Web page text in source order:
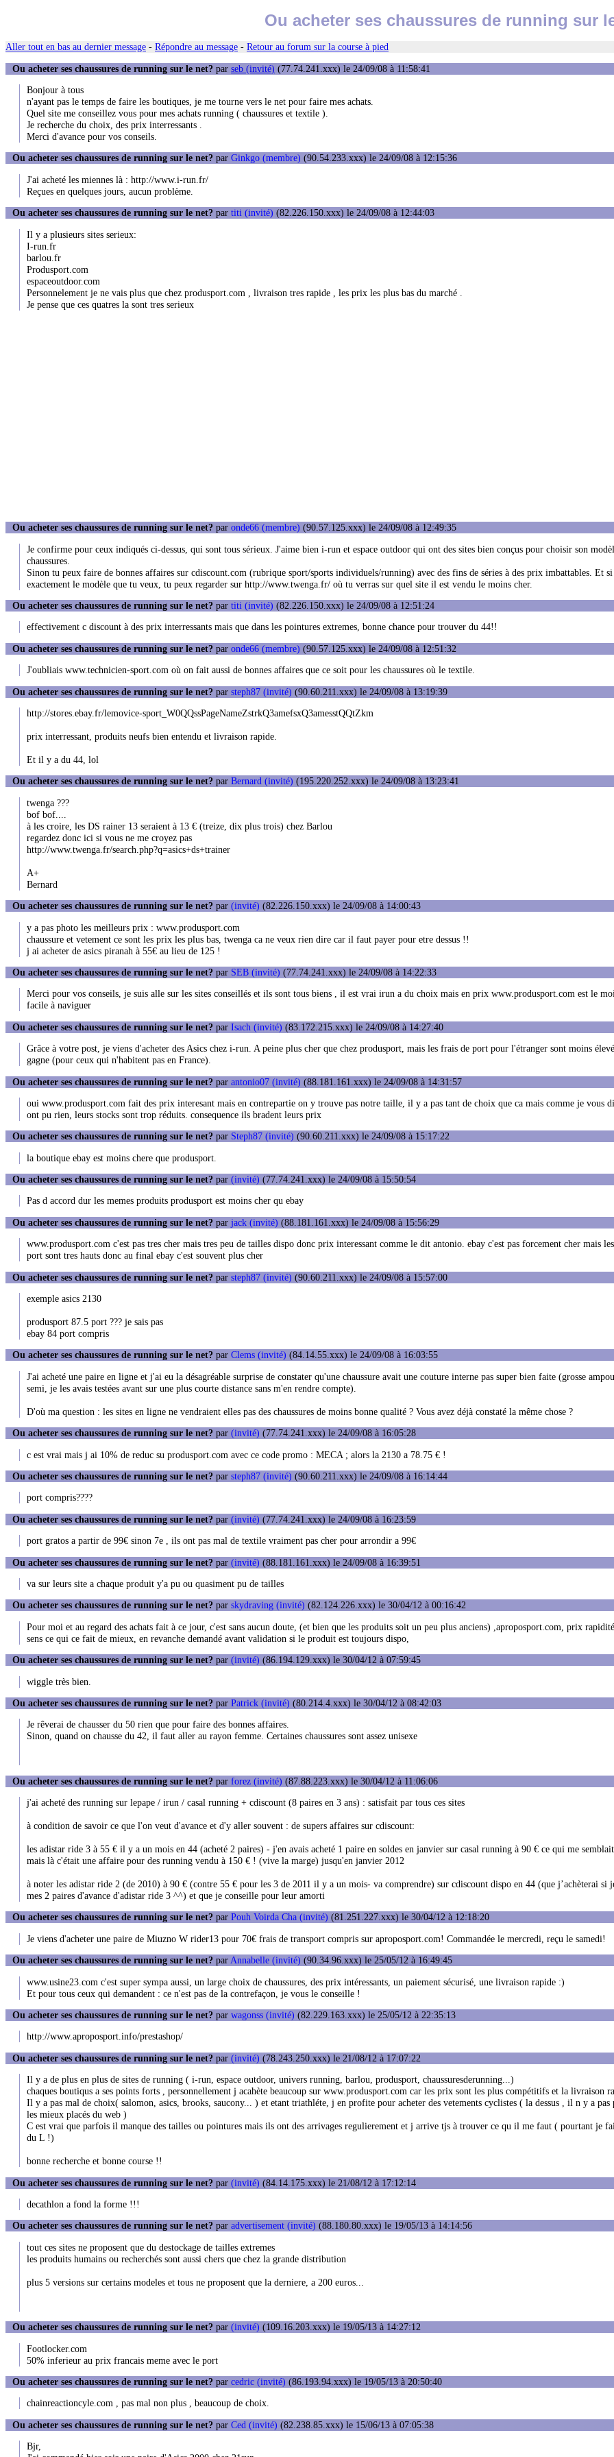
Ou acheter ses chaussures de running sur
Aller tout en bas au dernier message - Répondre au message - Retour au forum sur la course à pied
Ou acheter ses chaussures de running sur le net? par seb (invité) (77.74.241.xxx) le 24/09/08 à 11:58:41
Bonjour à tous
n'ayant pas le temps de faire les boutiques, je me tourne vers le net pour faire mes achats.
Quel site me conseillez vous pour mes achats running ( chaussures et textile ).
Je recherche du choix, des prix interressants .
Merci d'avance pour vos conseils.
Ou acheter ses chaussures de running sur le net? par Ginkgo (membre) (90.54.233.xxx) le 24/09/08 à 12:15:36
J'ai acheté les miennes là : http://www.i-run.fr/
Reçues en quelques jours, aucun problème.
Ou acheter ses chaussures de running sur le net? par titi (invité) (82.226.150.xxx) le 24/09/08 à 12:44:03
Il y a plusieurs sites serieux:
I-run.fr
barlou.fr
Produsport.com
espaceoutdoor.com
Personnelement je ne vais plus que chez produsport.com , livraison tres rapide , les prix les plus bas du marché .
Je pense que ces quatres la sont tres serieux
Ou acheter ses chaussures de running sur le net? par onde66 (membre) (90.57.125.xxx) le 24/09/08 à 12:49:35
Je confirme pour ceux indiqués ci-dessus, qui sont tous sérieux. J'aime bien i-run et espace outdoor qui ont des sites bien conçus pour choisir son
chaussures.
Sinon tu peux faire de bonnes affaires sur cdiscount.com (rubrique sport/sports individuels/running) avec des fins de séries à des prix imbattables. Et si
exactement le modèle que tu veux, tu peux regarder sur http://www.twenga.fr/ où tu verras sur quel site il est vendu le moins cher.
Ou acheter ses chaussures de running sur le net? par titi (invité) (82.226.150.xxx) le 24/09/08 à 12:51:24
effectivement c discount à des prix interressants mais que dans les pointures extremes, bonne chance pour trouver du 44!!
Ou acheter ses chaussures de running sur le net? par onde66 (membre) (90.57.125.xxx) le 24/09/08 à 12:51:32
J'oubliais www.technicien-sport.com où on fait aussi de bonnes affaires que ce soit pour les chaussures où le textile.
Ou acheter ses chaussures de running sur le net? par steph87 (invité) (90.60.211.xxx) le 24/09/08 à 13:19:39
http://stores.ebay.fr/lemovice-sport_W0QQssPageNameZstrkQ3amefsxQ3amesstQQtZkm
prix interressant, produits neufs bien entendu et livraison rapide.
Et il y a du 44, lol
Ou acheter ses chaussures de running sur le net? par Bernard (invité) (195.220.252.xxx) le 24/09/08 à 13:23:41
twenga ???
bof bof....
à les croire, les DS rainer 13 seraient à 13 € (treize, dix plus trois) chez Barlou
regardez donc ici si vous ne me croyez pas
http://www.twenga.fr/search.php?q=asics+ds+trainer
A+
Bernard
Ou acheter ses chaussures de running sur le net? par (invité) (82.226.150.xxx) le 24/09/08 à 14:00:43
y a pas photo les meilleurs prix : www.produsport.com
chaussure et vetement ce sont les prix les plus bas, twenga ca ne veux rien dire car il faut payer pour etre dessus !!
j ai acheter de asics piranah à 55€ au lieu de 125 !
Ou acheter ses chaussures de running sur le net? par SEB (invité) (77.74.241.xxx) le 24/09/08 à 14:22:33
Merci pour vos conseils, je suis alle sur les sites conseillés et ils sont tous biens , il est vrai irun a du choix mais en prix www.produsport.com est le
facile à naviguer
Ou acheter ses chaussures de running sur le net? par Isach (invité) (83.172.215.xxx) le 24/09/08 à 14:27:40
Grâce à votre post, je viens d'acheter des Asics chez i-run. A peine plus cher que chez produsport, mais les frais de port pour l'étranger sont moins
gagne (pour ceux qui n'habitent pas en France).
Ou acheter ses chaussures de running sur le net? par antonio07 (invité) (88.181.161.xxx) le 24/09/08 à 14:31:57
oui www.produsport.com fait des prix interesant mais en contrepartie on y trouve pas notre taille, il y a pas tant de choix que ca mais comme je vous
ont pu rien, leurs stocks sont trop réduits. consequence ils bradent leurs prix
Ou acheter ses chaussures de running sur le net? par Steph87 (invité) (90.60.211.xxx) le 24/09/08 à 15:17:22
la boutique ebay est moins chere que produsport.
Ou acheter ses chaussures de running sur le net? par (invité) (77.74.241.xxx) le 24/09/08 à 15:50:54
Pas d accord dur les memes produits produsport est moins cher qu ebay
Ou acheter ses chaussures de running sur le net? par jack (invité) (88.181.161.xxx) le 24/09/08 à 15:56:29
www.produsport.com c'est pas tres cher mais tres peu de tailles dispo donc prix interessant comme le dit antonio. ebay c'est pas forcement cher mais
port sont tres hauts donc au final ebay c'est souvent plus cher
Ou acheter ses chaussures de running sur le net? par steph87 (invité) (90.60.211.xxx) le 24/09/08 à 15:57:00
exemple asics 2130
produsport 87.5 port ??? je sais pas
ebay 84 port compris
Ou acheter ses chaussures de running sur le net? par Clems (invité) (84.14.55.xxx) le 24/09/08 à 16:03:55
J'ai acheté une paire en ligne et j'ai eu la désagréable surprise de constater qu'une chaussure avait une couture interne pas super bien faite (grosse
semi, je les avais testées avant sur une plus courte distance sans m'en rendre compte).
D'où ma question : les sites en ligne ne vendraient elles pas des chaussures de moins bonne qualité ? Vous avez déjà constaté la même chose ?
Ou acheter ses chaussures de running sur le net? par (invité) (77.74.241.xxx) le 24/09/08 à 16:05:28
c est vrai mais j ai 10% de reduc su produsport.com avec ce code promo : MECA ; alors la 2130 a 78.75 € !
Ou acheter ses chaussures de running sur le net? par steph87 (invité) (90.60.211.xxx) le 24/09/08 à 16:14:44
port compris????
Ou acheter ses chaussures de running sur le net? par (invité) (77.74.241.xxx) le 24/09/08 à 16:23:59
port gratos a partir de 99€ sinon 7e , ils ont pas mal de textile vraiment pas cher pour arrondir a 99€
Ou acheter ses chaussures de running sur le net? par (invité) (88.181.161.xxx) le 24/09/08 à 16:39:51
va sur leurs site a chaque produit y'a pu ou quasiment pu de tailles
Ou acheter ses chaussures de running sur le net? par skydraving (invité) (82.124.226.xxx) le 30/04/12 à 00:16:42
Pour moi et au regard des achats fait à ce jour, c'est sans aucun doute, (et bien que les produits soit un peu plus anciens) ,aproposport.com, prix
sens ce qui ce fait de mieux, en revanche demandé avant validation si le produit est toujours dispo,
Ou acheter ses chaussures de running sur le net? par (invité) (86.194.129.xxx) le 30/04/12 à 07:59:45
wiggle très bien.
Ou acheter ses chaussures de running sur le net? par Patrick (invité) (80.214.4.xxx) le 30/04/12 à 08:42:03
Je rêverai de chausser du 50 rien que pour faire des bonnes affaires.
Sinon, quand on chausse du 42, il faut aller au rayon femme. Certaines chaussures sont assez unisexe
Ou acheter ses chaussures de running sur le net? par forez (invité) (87.88.223.xxx) le 30/04/12 à 11:06:06
j'ai acheté des running sur lepape / irun / casal running + cdiscount (8 paires en 3 ans) : satisfait par tous ces sites
à condition de savoir ce que l'on veut d'avance et d'y aller souvent : de supers affaires sur cdiscount:
les adistar ride 3 à 55 € il y a un mois en 44 (acheté 2 paires) - j'en avais acheté 1 paire en soldes en janvier sur casal running à 90 € ce qui me
mais là c'était une affaire pour des running vendu à 150 € ! (vive la marge) jusqu'en janvier 2012
à noter les adistar ride 2 (de 2010) à 90 € (contre 55 € pour les 3 de 2011 il y a un mois- va comprendre) sur cdiscount dispo en 44 (que j’achèterai si
mes 2 paires d'avance d'adistar ride 3 ^^) et que je conseille pour leur amorti
Ou acheter ses chaussures de running sur le net? par Pouh Voirda Cha (invité) (81.251.227.xxx) le 30/04/12 à 12:18:20
Je viens d'acheter une paire de Miuzno W rider13 pour 70€ frais de transport compris sur aproposport.com! Commandée le mercredi, reçu le samedi!
Ou acheter ses chaussures de running sur le net? parAnnabelle (invité) (90.34.96.xxx) le 25/05/12 à 16:49:45
www.usine23.com c'est super sympa aussi, un large choix de chaussures, des prix intéressants, un paiement sécurisé, une livraison rapide :)
Et pour tous ceux qui demandent : ce n'est pas de la contrefaçon, je vous le conseille !
Ou acheter ses chaussures de running sur le net? par wagonss (invité) (82.229.163.xxx) le 25/05/12 à 22:35:13
http://www.aproposport.info/prestashop/
Ou acheter ses chaussures de running sur le net? par (invité) (78.243.250.xxx) le 21/08/12 à 17:07:22
Il y a de plus en plus de sites de running ( i-run, espace outdoor, univers running, barlou, produsport, chaussuresderunning...)
chaques boutiqus a ses points forts , personnellement j acahète beaucoup sur www.produsport.com car les prix sont les plus compétitifs et la livraison
Il y a pas mal de choix( salomon, asics, brooks, saucony... ) et etant triathléte, j en profite pour acheter des vetements cyclistes ( la dessus , il n y a pas
les mieux placés du web )
C est vrai que parfois il manque des tailles ou pointures mais ils ont des arrivages regulierement et j arrive tjs à trouver ce qu il me faut ( pourtant je
du L !)
bonne recherche et bonne course !!
Ou acheter ses chaussures de running sur le net? par (invité) (84.14.175.xxx) le 21/08/12 à 17:12:14
decathlon a fond la forme !!!
Ou acheter ses chaussures de running sur le net? par advertisement (invité) (88.180.80.xxx) le 19/05/13 à 14:14:56
tout ces sites ne proposent que du destockage de tailles extremes
les produits humains ou recherchés sont aussi chers que chez la grande distribution
plus 5 versions sur certains modeles et tous ne proposent que la derniere, a 200 euros...
Ou acheter ses chaussures de running sur le net? par (invité) (109.16.203.xxx) le 19/05/13 à 14:27:12
Footlocker.com
50% inferieur au prix francais meme avec le port
Ou acheter ses chaussures de running sur le net? par cedric (invité) (86.193.94.xxx) le 19/05/13 à 20:50:40
chainreactioncyle.com , pas mal non plus , beaucoup de choix.
Ou acheter ses chaussures de running sur le net? par Ced (invité) (82.238.85.xxx) le 15/06/13 à 07:05:38
Bjr,